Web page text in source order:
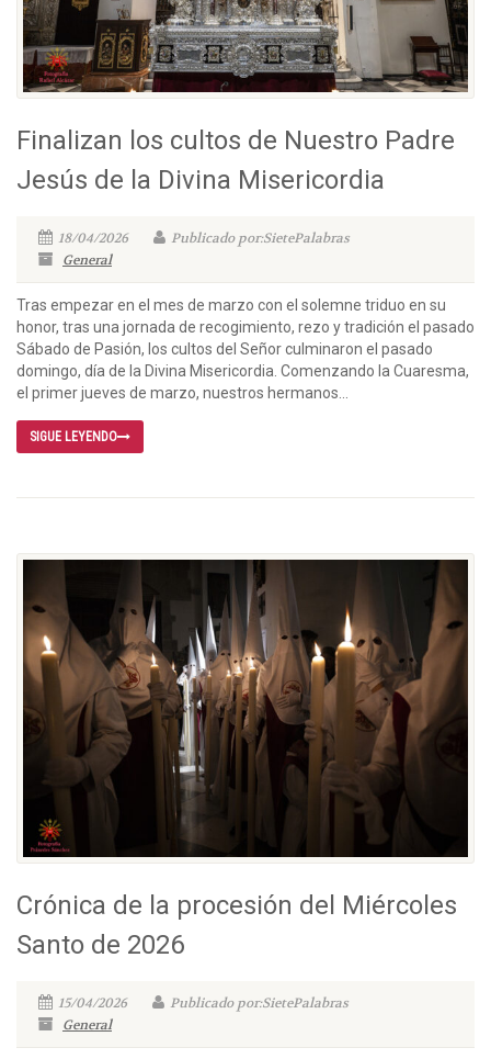
Finalizan los cultos de Nuestro Padre
Jesús de la Divina Misericordia
18/04/2026
Publicado por:SietePalabras
General
Tras empezar en el mes de marzo con el solemne triduo en su
honor, tras una jornada de recogimiento, rezo y tradición el pasado
Sábado de Pasión, los cultos del Señor culminaron el pasado
domingo, día de la Divina Misericordia. Comenzando la Cuaresma,
el primer jueves de marzo, nuestros hermanos...
SIGUE LEYENDO
Crónica de la procesión del Miércoles
Santo de 2026
15/04/2026
Publicado por:SietePalabras
General